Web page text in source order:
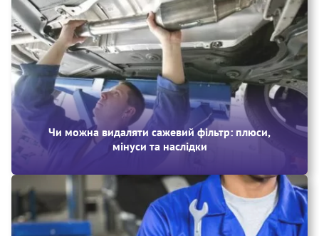
Чи можна видаляти сажевий фільтр: плюси,
мінуси та наслідки